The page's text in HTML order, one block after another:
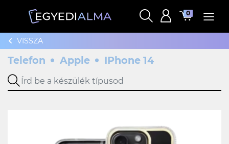
0
VISSZA
Telefon Apple IPhone 14